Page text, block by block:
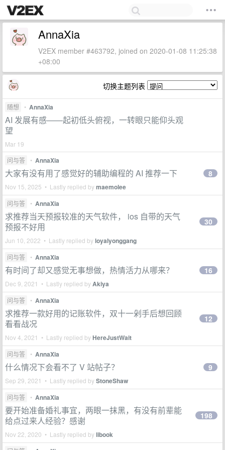
AnnaXia
V2EX member #463792, joined on 2020-01-08 11:25:38
+08:00
切换主题列表
随想 • AnnaXia
AI 发展有感——起初低头俯视，一转眼只能仰头观
望
Mar 19
问与答
• AnnaXia
大家有没有用了感觉好的辅助编程的 AI 推荐一下
Nov 15, 2025 • Lastly replied bymaemolee
8
问与答 • AnnaXia
求推荐当天预报较准的天气软件， ios 自带的天气
预报不好用
Jun 10, 2022 • Lastly replied byloyalyonggang
30
问与答 • AnnaXia
有时间了却又感觉无事想做，热情活力从哪来？
Dec 9, 2021 • Lastly replied byAkiya
16
问与答 • AnnaXia
求推荐一款好用的记账软件，双十一剁手后想回顾
看看战况
Nov 4, 2021 • Lastly replied byHereJustWait
12
问与答 • AnnaXia
什么情况下会看不了 V 站帖子？
Sep 29, 2021 • Lastly replied byStoneShaw
9
问与答 • AnnaXia
要开始准备婚礼事宜，两眼一抹黑，有没有前辈能
给点过来人经验？感谢
Nov 22, 2020 • Lastly replied bylibook
198